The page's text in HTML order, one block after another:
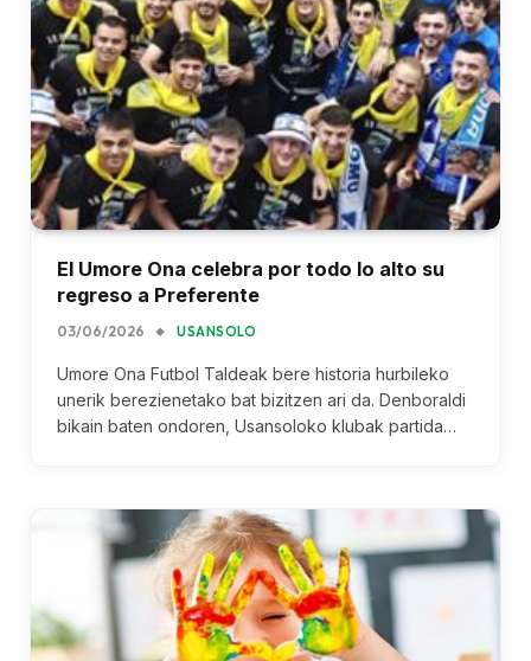
El Umore Ona celebra por todo lo alto su
regreso a Preferente
03/06/2026 USANSOLO
Umore Ona Futbol Taldeak bere historia hurbileko
unerik berezienetako bat bizitzen ari da. Denboraldi
bikain baten ondoren, Usansoloko klubak partida…